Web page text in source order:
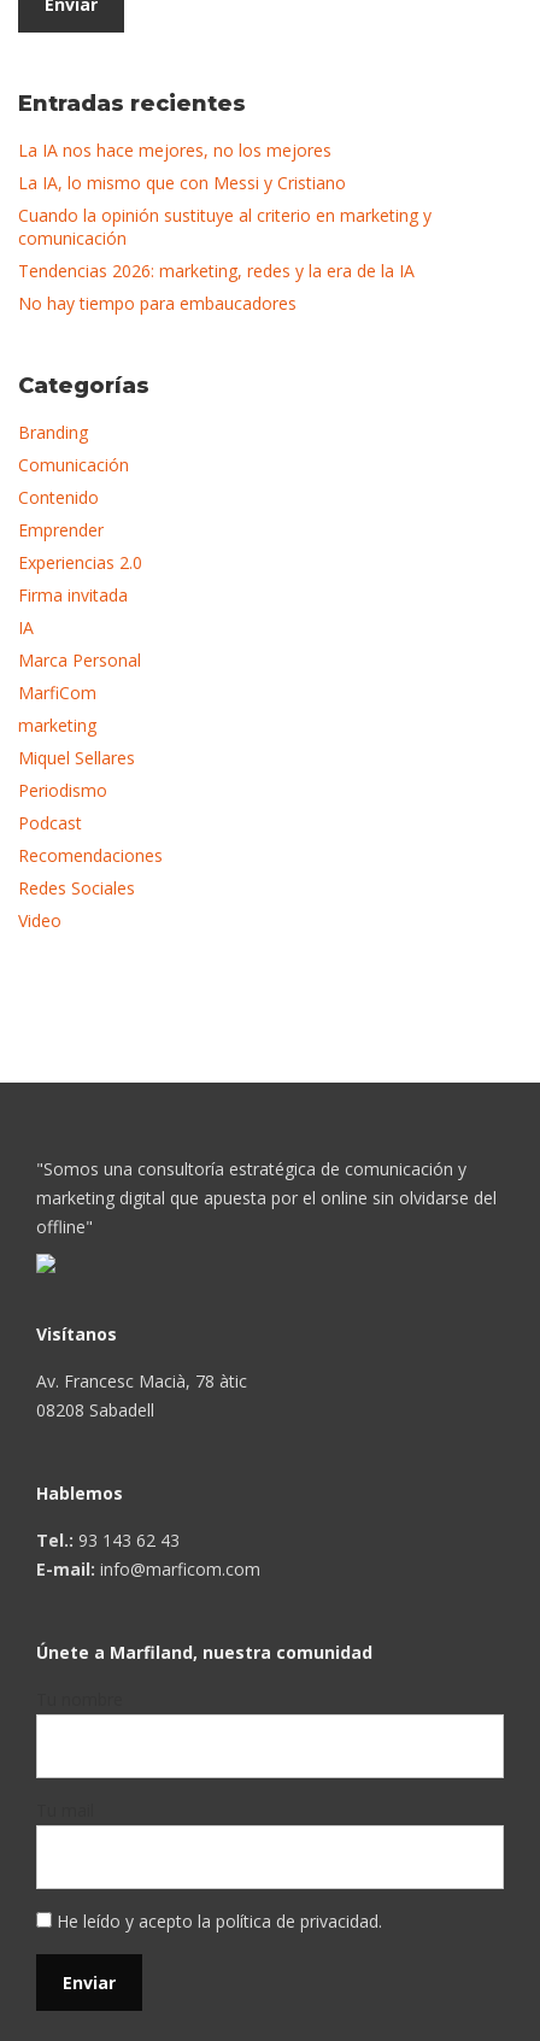
Entradas recientes
La IA nos hace mejores, no los mejores
La IA, lo mismo que con Messi y Cristiano
Cuando la opinión sustituye al criterio en marketing y
comunicación
Tendencias 2026: marketing, redes y la era de la IA
No hay tiempo para embaucadores
Categorías
Branding
Comunicación
Contenido
Emprender
Experiencias 2.0
Firma invitada
IA
Marca Personal
MarfiCom
marketing
Miquel Sellares
Periodismo
Podcast
Recomendaciones
Redes Sociales
Video
"Somos una consultoría estratégica de comunicación y
marketing digital que apuesta por el online sin olvidarse del
offline"
Visítanos
Av. Francesc Macià, 78 àtic
08208 Sabadell
Hablemos
Tel.: 93 143 62 43
E-mail: info@marficom.com
Únete a Marfiland, nuestra comunidad
He leído y acepto la política de privacidad.